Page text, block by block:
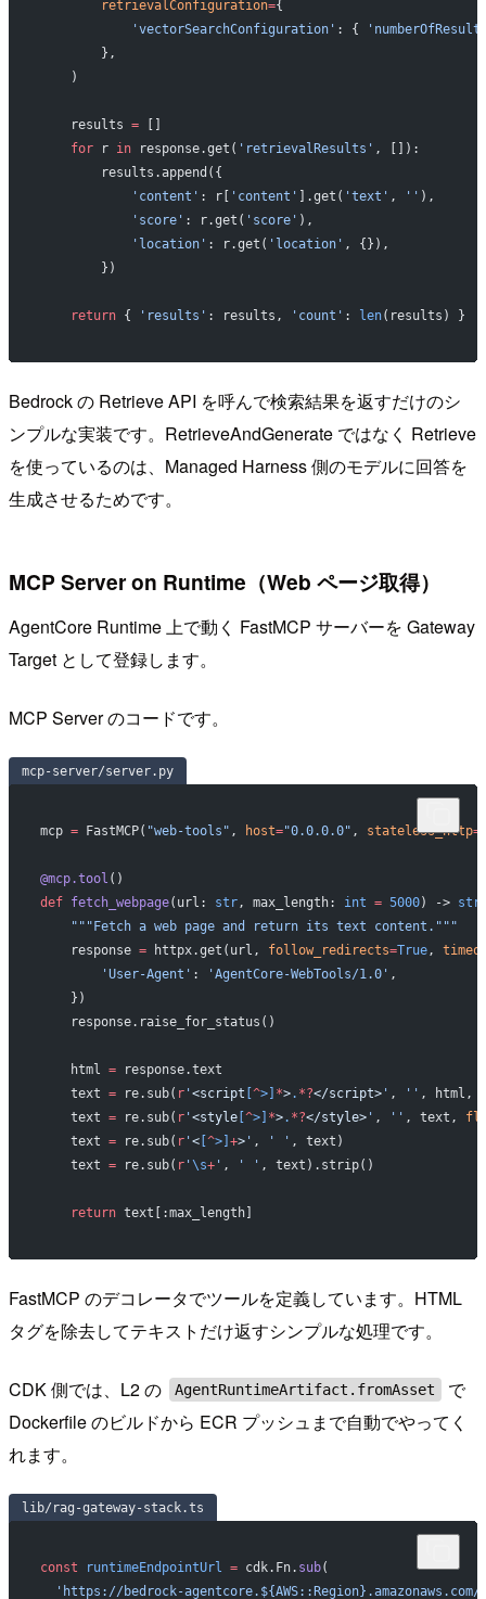
        retrievalConfiguration
={
            'vectorSearchConfiguration'
: {
        },
    )
    results
= []
    for
r in response.get( 'retrievalResults' , []):
        results.append({
            'content'
: r[ 'content' ].get( 'text' , '' ),
            'score'
: r.get( 'score' ),
            'location'
: r.get( 'location' , {}),
        })
    return
{ 'results' : results, 'count' : len(results) }
Bedrock の Retrieve API を呼んで検索結果を返すだけのシ
ンプルな実装です。RetrieveAndGenerate ではなく Retrieve
を使っているのは、Managed Harness 側のモデルに回答を
生成させるためです。
MCP Server on Runtime（Web ページ取得）
AgentCore Runtime 上で動く FastMCP サーバーを Gateway
Target として登録します。
MCP Server のコードです。
mcp-server/server.py
mcp = FastMCP( "web-tools" , host="0.0.0.0" , stateless_http=
@mcp.tool ()
def fetch_webpage(url: str, max_length: int = 5000) -> str
    """Fetch a web page and return its text content."""
    response
= httpx.get(url, follow_redirects=True,
        'User-Agent'
: 'AgentCore-WebTools/1.0' ,
    })
    response.raise_for_status()
    html
= response.text
    text
= re.sub( r' <script ^>] *>. *?</script>' , '' , html,
    text
= re.sub( r' <style[ ^>] *>. *?</style>' , '' , text,
    text
= re.sub( r' <[ ^>] +>' , ' ' , text)
    text
= re.sub( r' \s+' , ' ' , text).strip()
    return
text[:max_length]
FastMCP のデコレータでツールを定義しています。HTML
タグを除去してテキストだけ返すシンプルな処理です。
CDK 側では、L2 の AgentRuntimeArtifact.fromAsset
で
Dockerfile のビルドから ECR プッシュまで自動でやってく
れます。
lib/rag-gateway-stack.ts
const runtimeEndpointUrl = cdk.Fn. sub(
'https://bedrock-